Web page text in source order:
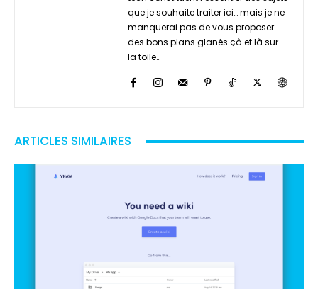
que je souhaite traiter ici… mais je ne
manquerai pas de vous proposer
des bons plans glanés çà et là sur
la toile…
ARTICLES SIMILAIRES